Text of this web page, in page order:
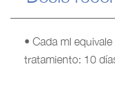
• Cada ml
tratamiento: 10